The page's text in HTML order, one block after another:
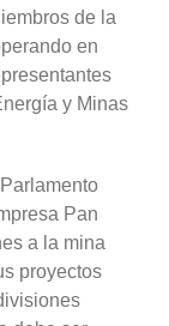
de la
en
y Minas
Pan
a la mina
proyectos